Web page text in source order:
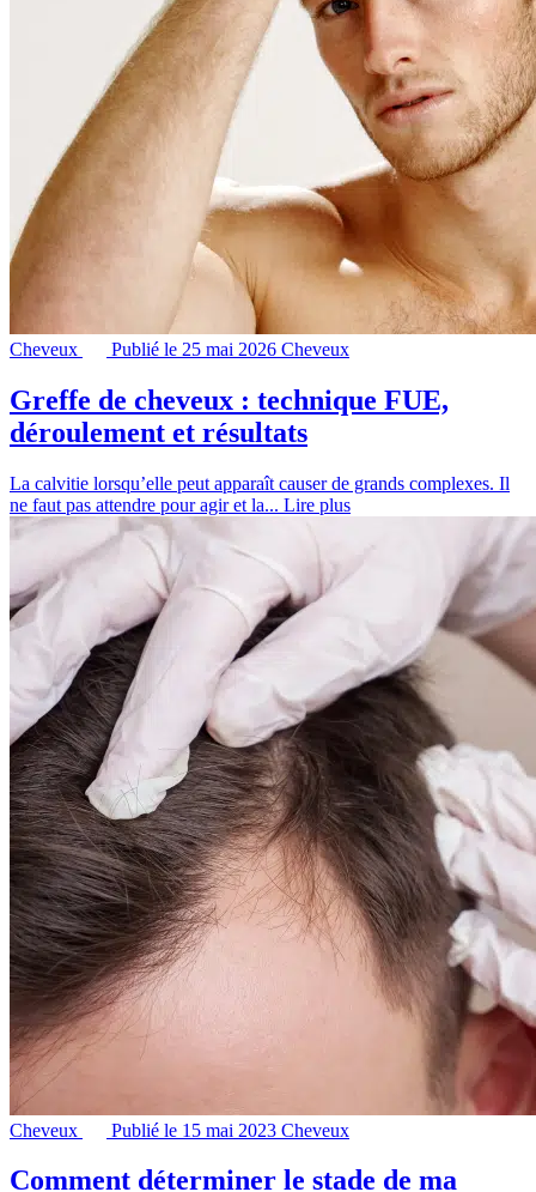
Cheveux Publié le 25 mai 2026 Cheveux
Greffe de cheveux : technique FUE,
déroulement et résultats
La calvitie lorsqu’elle peut apparaît causer de grands complexes. Il
ne faut pas attendre pour agir et la... Lire plus
Cheveux Publié le 15 mai 2023 Cheveux
Comment déterminer le stade de ma